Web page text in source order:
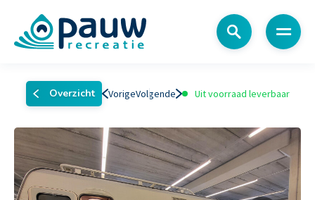
Menu
Overzicht VorigeVolgende Uit voorraad leverbaar